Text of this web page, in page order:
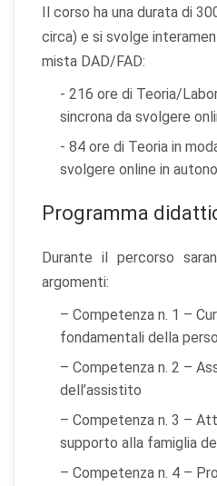
Il corso ha una durata di
circa) e si svolge
mista DAD/FAD:
- 216 ore di Teoria/
sincrona da svolgere
- 84 ore di Teoria in
svolgere online in
Programma
Durante il percorso
argomenti:
– Competenza n. 1 –
fondamentali della
– Competenza n. 2 –
dell’assistito
– Competenza n. 3 –
supporto alla famiglia
– Competenza n. 4 –